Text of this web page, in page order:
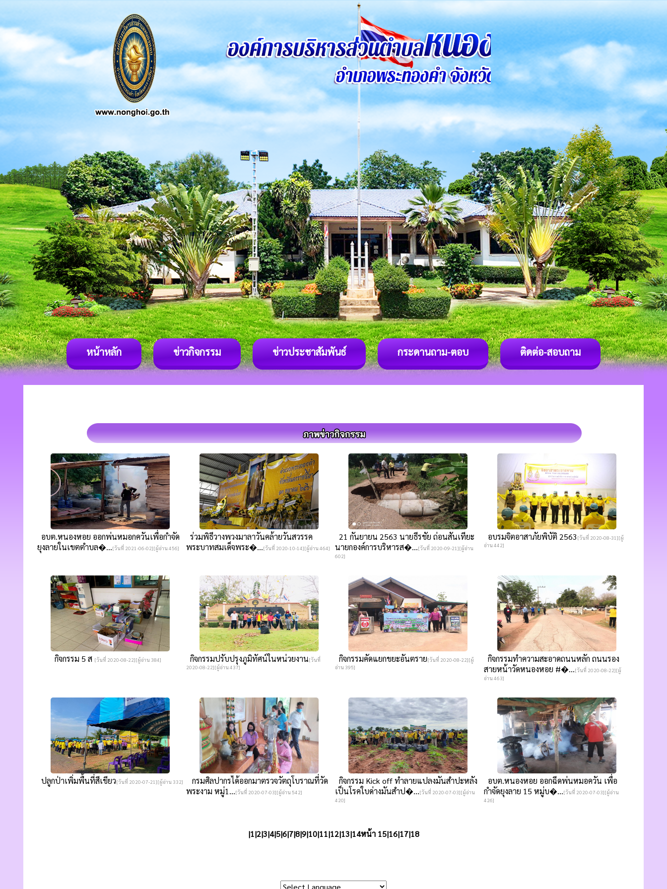
หน้าหลัก ข่าวกิจกรรม ข่าวประชาสัมพันธ์ กระดานถาม-ตอบ ติดต่อ-สอบถาม
อบต.หนองหอย ออกพ่นหมอกควันเพื่อกำจัด
ยุงลายในเขตตำบล�...[วันที่ 2021-06-02][ผู้อ่าน 456]
ร่วมพิธีวางพวงมาลาวันคล้ายวันสวรรค
พระบาทสมเด็จพระ�...[วันที่ 2020-10-14][ผู้อ่าน 464]
21 กันยายน 2563 นายธีรชัย ถ่อนสันเทียะ
นายกองค์การบริหารส�...[วันที่ 2020-09-21][ผู้อ่าน
602]
อบรมจิตอาสาภัยพิบัติ 2563 [วันที่ 2020-08-31][ผู้
อ่าน 442]
กิจกรรม 5 ส [วันที่ 2020-08-22][ผู้อ่าน 384] กิจกรรมปรับปรุงภูมิทัศน์ในหน่วยงาน[วันที่
2020-08-22][ผู้อ่าน 437]
กิจกรรมคัดแยกขยะอันตราย[วันที่ 2020-08-22][ผู้
อ่าน 395]
กิจกรรมทำความสะอาดถนนหลัก ถนนรอง
สายหน้าวัดหนองหอย #�...[วันที่ 2020-08-22][ผู้
อ่าน 463]
ปลูกป่าเพิ่มพื้นที่สีเขียว[วันที่ 2020-07-21][ผู้อ่าน 332]
กรมศิลปากรได้ออกมาตรวจวัตถุโบราณที่วัด
พระงาม​ หมู่1...[วันที่ 2020-07-03][ผู้อ่าน 542]
กิจกรรม Kick off ทำลายแปลงมันสำปะหลัง
เป็นโรคใบด่างมันสำป�...[วันที่ 2020-07-03][ผู้อ่าน
420]
อบต.หนองหอย ออกฉีดพ่นหมอควัน เพื่อ
กำจัดยุงลาย 15 หมู่บ�...[วันที่ 2020-07-03][ผู้อ่าน
426]
|1|2|3|4|5|6|7|8|9|10|11|12|13|14หน้า 15|16|17|18